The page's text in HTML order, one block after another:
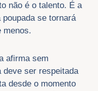
não é o talento. É a
se tornará
afirma sem
deve ser respeitada
desde o momento